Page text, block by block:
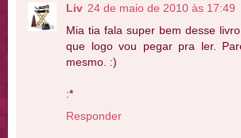
Liv 24 de maio de 2010 às 17:49
Mia tia fala super bem desse
que logo vou pegar pra ler.
mesmo. :)
:*
Responder